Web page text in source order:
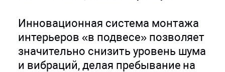
Инновационная система монтажа
интерьеров «в подвесе» позволяет
значительно снизить уровень шума
и вибраций, делая пребывание на